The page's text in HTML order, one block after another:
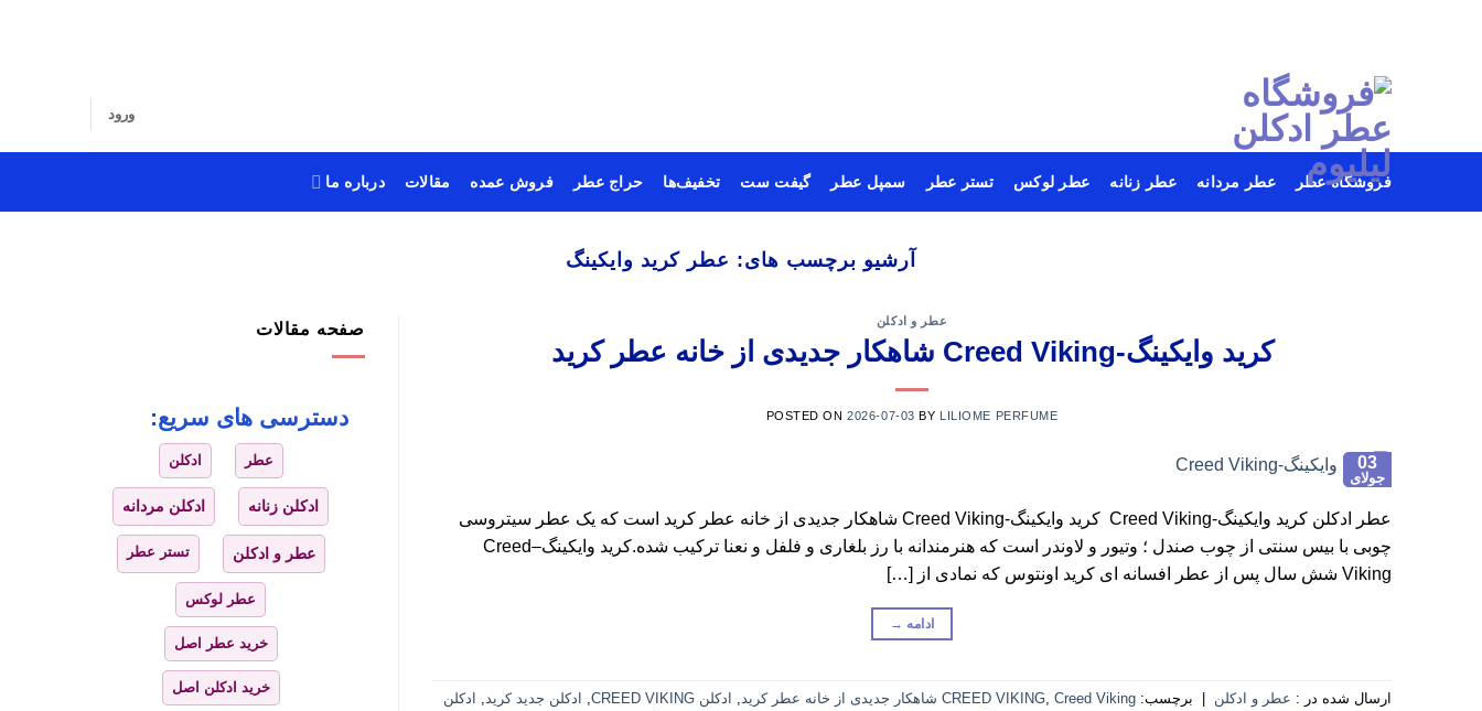
ورود
فروشگاه عطر عطر مردانه عطر زنانه عطر لوکس تستر عطر سمپل عطر گیفت ست تخفیف‌ها حراج عطر فروش عمده مقالات درباره ما
آرشیو برچسب های: عطر کرید وایکینگ
عطر و ادکلن
کرید وایکینگ-Creed Viking شاهکار جدیدی از خانه عطر کرید
POSTED ON2026-07-03 BY LILIOME PERFUME
03
جولای
عطر ادکلن کرید وایکینگ-Creed Viking کرید وایکینگ-Creed Viking شاهکار جدیدی از خانه عطر کرید است که یک عطر سیتروسی
چوبی با بیس سنتی از چوب صندل ؛ وتیور و لاوندر است که هنرمندانه با رز بلغاری و فلفل و نعنا ترکیب شده.کرید وایکینگ–Creed
Viking شش سال پس از عطر افسانه ای کرید اونتوس که نمادی از […]
ادامه →
ارسال شده در : عطر و ادکلن برچسب: CREED VIKING, Creed Viking شاهکار جدیدی از خانه عطر کرید , ادکلن CREED VIKING , ادکلن جدید کرید,
ادکلن
صفحه مقالات
دسترسی های سریع:
عطر ادکلن
ادکلن زنانه ادکلن مردانه
عطر و ادکلن تستر عطر
عطر لوکس
خرید عطر اصل
خرید ادکلن اصل